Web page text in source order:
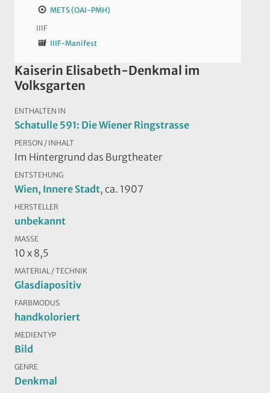
METS (OAI-PMH)
IIIF
IIIF-Manifest
Kaiserin Elisabeth-Denkmal im
Volksgarten
ENTHALTEN IN
Schatulle 591: Die Wiener Ringstrasse
PERSON / INHALT
Im Hintergrund das Burgtheater
ENTSTEHUNG
Wien, Innere Stadt, ca. 1907
HERSTELLER
unbekannt
MASSE
10 x 8,5
MATERIAL / TECHNIK
Glasdiapositiv
FARBMODUS
handkoloriert
MEDIENTYP
Bild
GENRE
Denkmal